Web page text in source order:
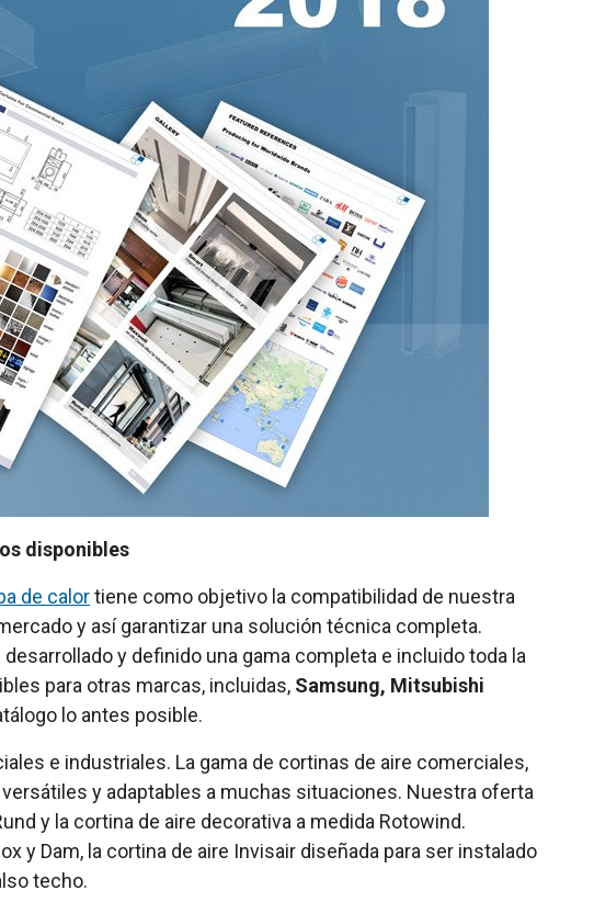
disponibles
de calortiene como objetivo la compatibilidad de nuestra
y así garantizar una solución técnica completa.
y definido una gama completa e incluido toda la
para otras marcas, incluidas, Samsung, Mitsubishi
lo antes posible.
e industriales. La gama de cortinas de aire comerciales,
y adaptables a muchas situaciones. Nuestra oferta
y la cortina de aire decorativa a medida Rotowind.
y Dam, la cortina de aire Invisair diseñada para ser instalado
techo.